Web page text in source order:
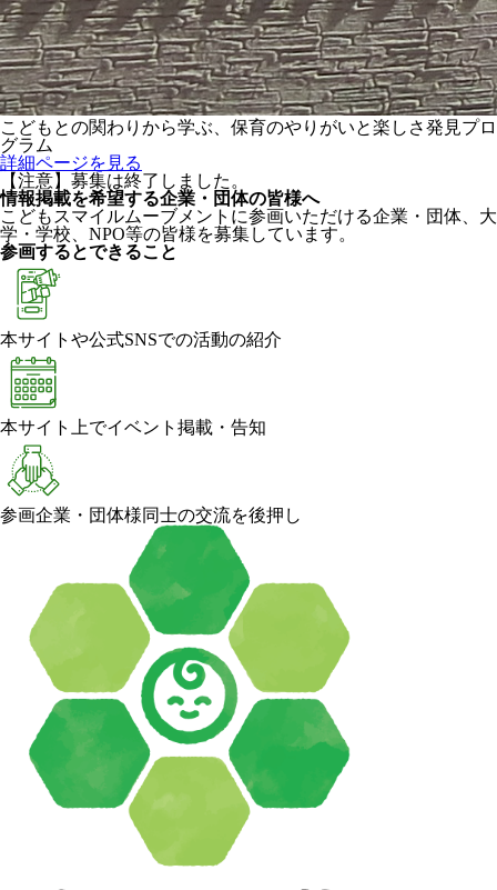
こどもとの関わりから学ぶ、保育のやりがいと楽しさ発見プロ
グラム
詳細ページを見る
【注意】募集は終了しました。
情報掲載を希望する企業・団体の皆様へ
こどもスマイルムーブメントに参画いただける企業・団体、大
学・学校、NPO等の皆様を募集しています。
参画するとできること
本サイトや公式SNSでの活動の紹介
本サイト上でイベント掲載・告知
参画企業・団体様同士の交流を後押し